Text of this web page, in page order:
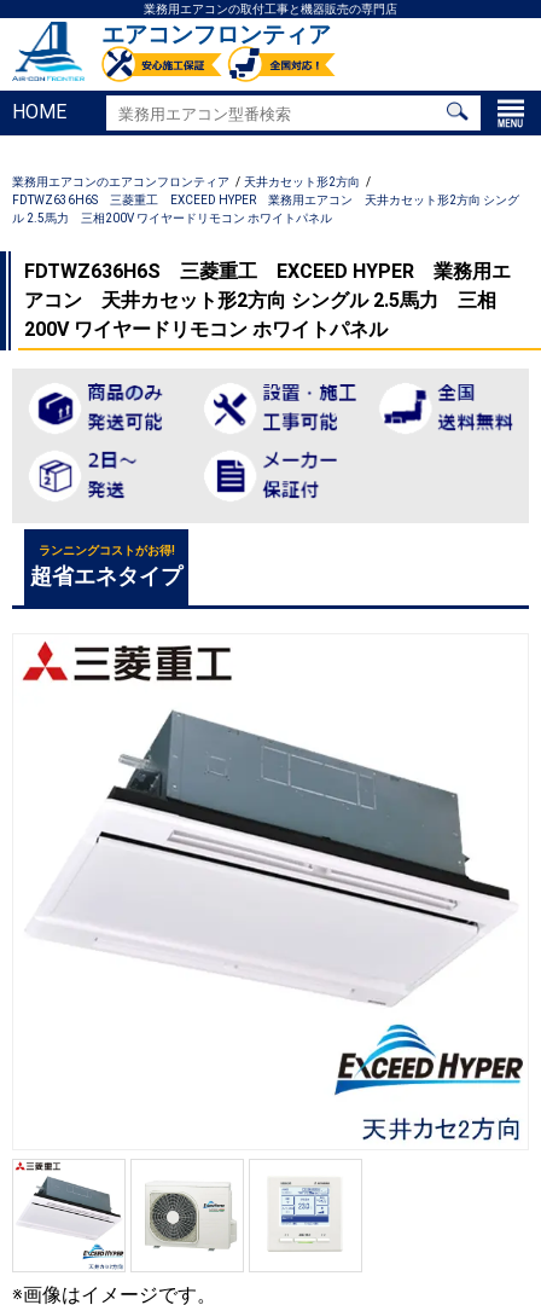
業務用エアコンの取付工事と機器販売の専門店
エアコンフロンティア
HOME
業務用エアコンのエアコンフロンティア
天井カセット形2方向
FDTWZ636H6S 三菱重工 EXCEED HYPER 業務用エアコン 天井カセット形2方向 シング
ル 2.5馬力 三相200V ワイヤードリモコン ホワイトパネル
FDTWZ636H6S 三菱重工 EXCEED HYPER 業務用エ
アコン 天井カセット形2方向 シングル 2.5馬力 三相
200V ワイヤードリモコン ホワイトパネル
ランニングコストがお得!
超省エネタイプ
※画像はイメージです。